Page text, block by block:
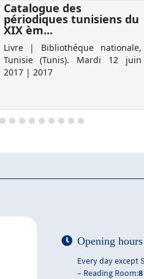
Catalogue des
périodiques tunisiens du
XIX èm...
Livre | Bibliothéque nationale,
Tunisie (Tunis). Mardi 12 juin
2017 | 2017
Opening
Every day except
– Reading Room: